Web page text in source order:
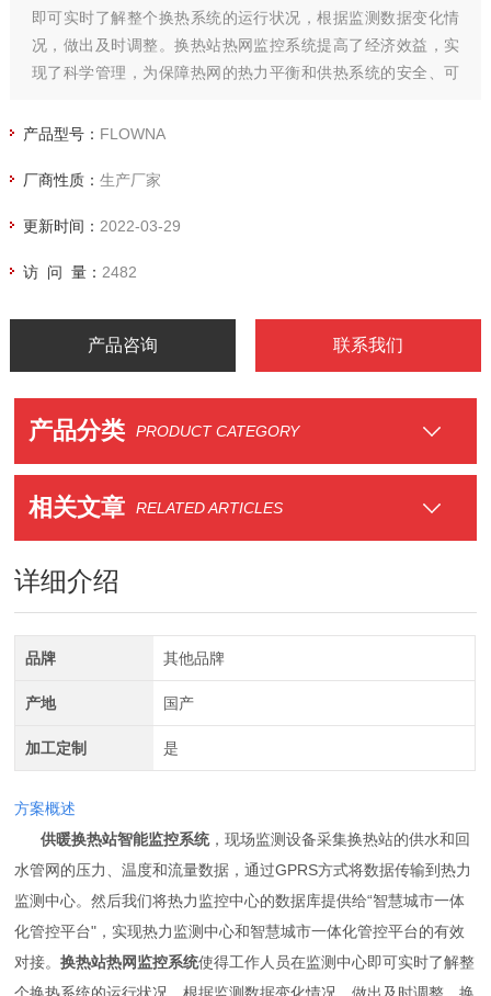
即可实时了解整个换热系统的运行状况，根据监测数据变化情
况，做出及时调整。换热站热网监控系统提高了经济效益，实
现了科学管理，为保障热网的热力平衡和供热系统的安全、可
产品型号： FLOWNA
厂商性质： 生产厂家
更新时间： 2022-03-29
访 问 量： 2482
产品咨询 联系我们
产品分类 PRODUCT CATEGORY
相关文章 RELATED ARTICLES
详细介绍
品牌 其他品牌
产地 国产
加工定制 是
方案概述
供暖换热站智能监控系统，现场监测设备采集换热站的供水和回
水管网的压力、温度和流量数据，通过GPRS方式将数据传输到热力
监测中心。然后我们将热力监控中心的数据库提供给“智慧城市一体
化管控平台"，实现热力监测中心和智慧城市一体化管控平台的有效
对接。换热站热网监控系统使得工作人员在监测中心即可实时了解整